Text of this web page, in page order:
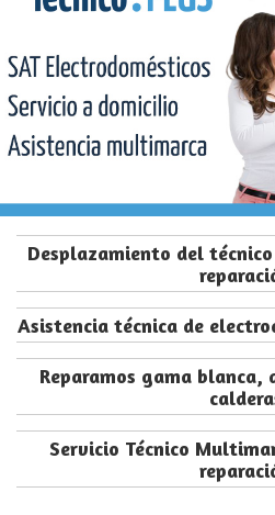
Desplazamiento del
Asistencia técnica de
Reparamos gama blanca,
Servicio Técnico